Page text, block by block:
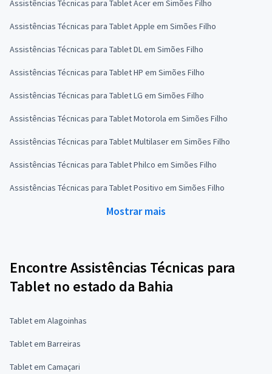
Assistências Técnicas para Tablet Acer em Simões Filho
Assistências Técnicas para Tablet Apple em Simões Filho
Assistências Técnicas para Tablet DL em Simões Filho
Assistências Técnicas para Tablet HP em Simões Filho
Assistências Técnicas para Tablet LG em Simões Filho
Assistências Técnicas para Tablet Motorola em Simões Filho
Assistências Técnicas para Tablet Multilaser em Simões Filho
Assistências Técnicas para Tablet Philco em Simões Filho
Assistências Técnicas para Tablet Positivo em Simões Filho
Mostrar mais
Encontre Assistências Técnicas para
Tablet no estado da Bahia
Tablet em Alagoinhas
Tablet em Barreiras
Tablet em Camaçari